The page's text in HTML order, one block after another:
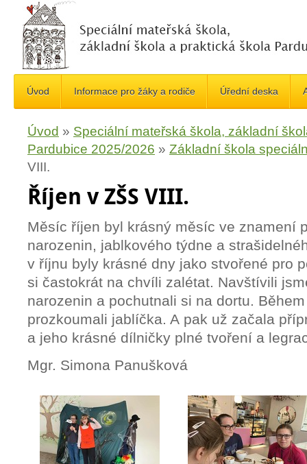
Úvod Informace pro žáky a rodiče Úřední deska
Úvod » Speciální mateřská škola, základní
Pardubice 2025/2026 » Základní škola
VIII.
Říjen v ZŠS VIII.
Měsíc říjen byl krásný měsíc ve znamení
narozenin, jablkového týdne a
v říjnu byly krásné dny jako stvořené pro
si častokrát na chvíli zalétat. Navštívili
narozenin a pochutnali si na dortu.
prozkoumali jablíčka. A pak už začala
a jeho krásné dílničky plné tvoření a
Mgr. Simona Panušková